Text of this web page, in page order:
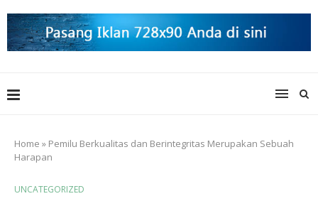
Home » Pemilu Berkualitas dan Berintegritas Merupakan Sebuah
Harapan
UNCATEGORIZED